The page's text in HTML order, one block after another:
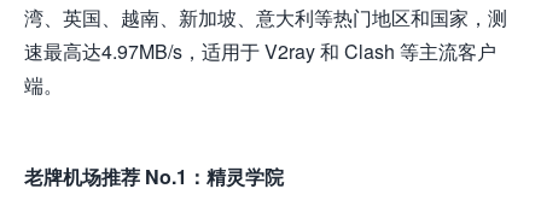
湾、英国、越南、新加坡、意大利等热门地区和国家，测
速最高达4.97MB/s，适用于 V2ray 和 Clash 等主流客户
端。
老牌机场推荐 No.1：精灵学院